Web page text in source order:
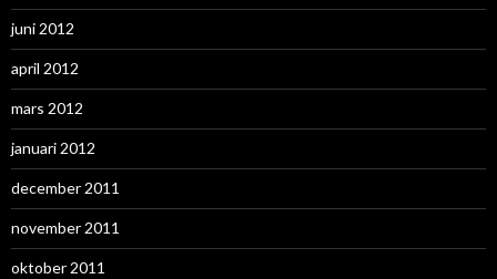
juni 2012
april 2012
mars 2012
januari 2012
december 2011
november 2011
oktober 2011